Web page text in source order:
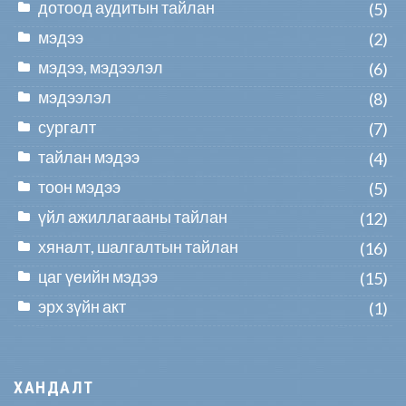
дотоод аудитын тайлан
(5)
мэдээ
(2)
мэдээ, мэдээлэл
(6)
мэдээлэл
(8)
сургалт
(7)
тайлан мэдээ
(4)
тоон мэдээ
(5)
үйл ажиллагааны тайлан
(12)
хяналт, шалгалтын тайлан
(16)
цаг үеийн мэдээ
(15)
эрх зүйн акт
(1)
ХАНДАЛТ